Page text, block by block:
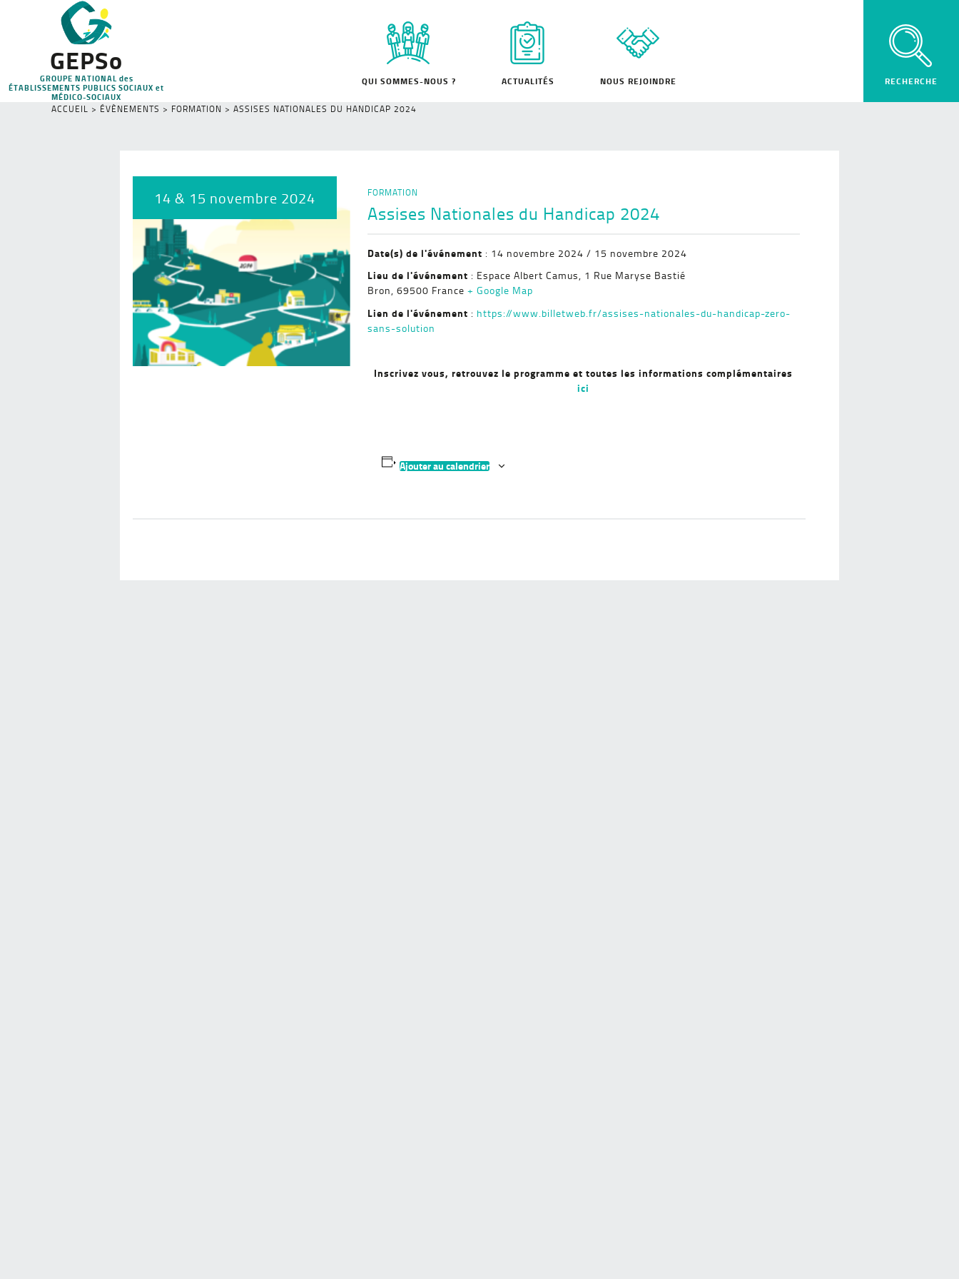
GEPSo
GROUPE NATIONAL des
ÉTABLISSEMENTS PUBLICS SOCIAUX et
MÉDICO-SOCIAUX
QUI SOMMES-NOUS ? ACTUALITÉS NOUS REJOINDRE
ACCUEIL > ÉVÈNEMENTS > FORMATION > ASSISES NATIONALES DU HANDICAP 2024
14 & 15 novembre 2024 FORMATION
Assises Nationales du Handicap 2024
Date(s) de l'événement : 14 novembre 2024 / 15 novembre 2024
Lieu de l'événement : Espace Albert Camus, 1 Rue Maryse Bastié
Bron, 69500 France + Google Map
Lien de l'événement : https://www.billetweb.fr/assises-nationales-du-handicap-zero-
sans-solution
Inscrivez vous, retrouvez le programme et toutes les informations complémentaires
ici
Ajouter au calendrier